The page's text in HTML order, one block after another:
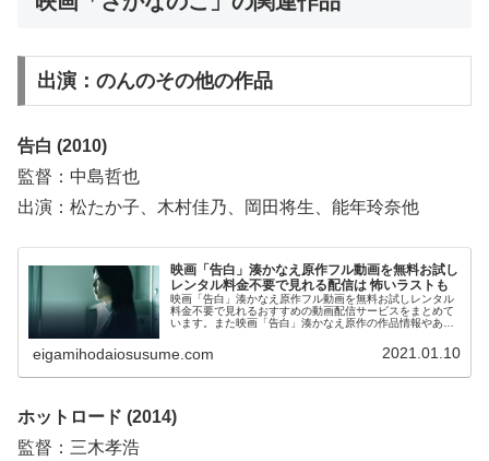
出演：のんのその他の作品
告白 (2010)
監督：中島哲也
出演：松たか子、木村佳乃、岡田将生、能年玲奈他
映画「告白」湊かなえ原作フル動画を無料お試し
レンタル料金不要で見れる配信は 怖いラストも
映画「告白」湊かなえ原作フル動画を無料お試しレンタル
料金不要で見れるおすすめの動画配信サービスをまとめて
います。また映画「告白」湊かなえ原作の作品情報やあら
配信サービス選びや映画本編を見る前の予備知識として役
立ててください。
eigamihodaiosusume.com 2021.01.10
ホットロード (2014)
監督：三木孝浩